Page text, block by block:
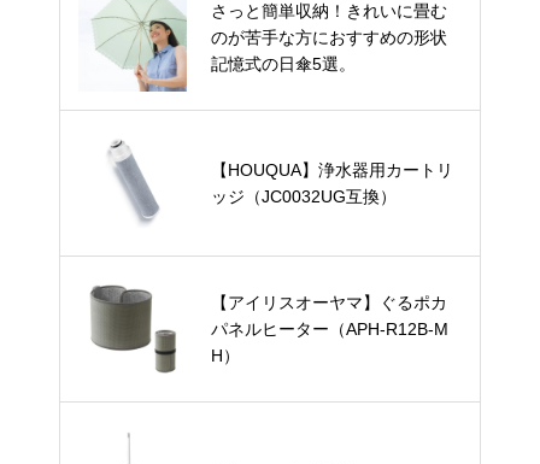
さっと簡単収納！きれいに畳む
のが苦手な方におすすめの形状
記憶式の日傘5選。
【HOUQUA】浄水器用カートリ
ッジ（JC0032UG互換）
【アイリスオーヤマ】ぐるポカ
パネルヒーター（APH-R12B-M
H）